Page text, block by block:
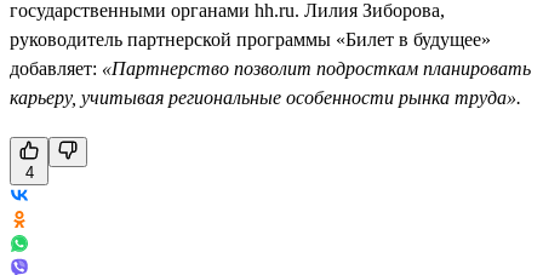
государственными органами hh.ru. Лилия Зиборова,
руководитель партнерской программы «Билет в будущее»
добавляет: «Партнерство позволит подросткам планировать
карьеру, учитывая региональные особенности рынка труда».
4